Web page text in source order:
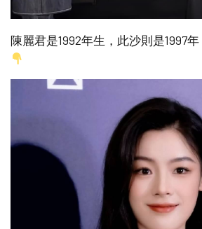
陳麗君是1992年生，此沙則是1997